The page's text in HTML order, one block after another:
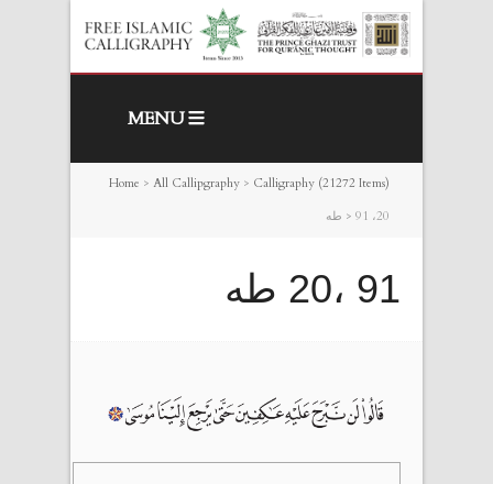
MENU
Home > All Callipgraphy > Calligraphy (21272 Items)
> 91 ،20 طه
91 ،20 طه